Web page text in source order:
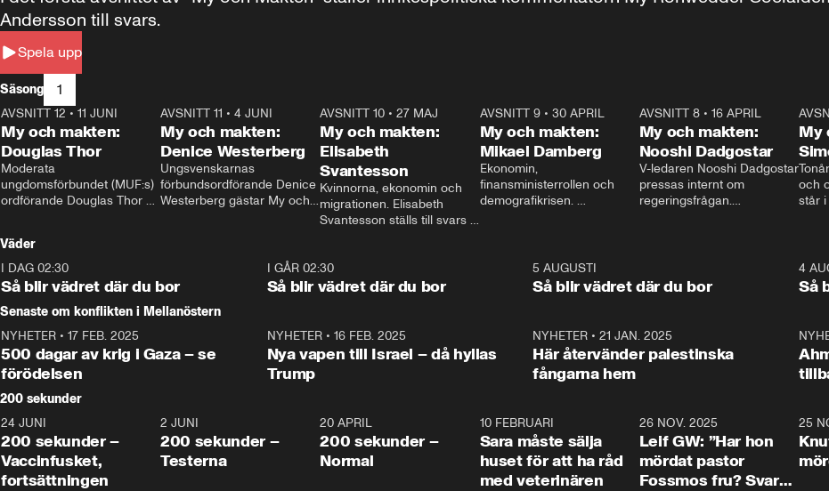
Spela upp
Andersson till svars.
Säsong 1
26:27
AVSNITT 12 • 11 JUNI
My och makten:
Douglas Thor
Moderata
ungdomsförbundet (MUF:s)
ordförande Douglas Thor
tonårsutvisningarna och hur
Moderaterna ska locka
väljare till valet i höst.
23:40
AVSNITT 11 •4 JUNI
My och makten:
Denice Westerberg
Ungsvenskarnas
förbundsordförande Denice
Westerberg gästar My och
AVSNITT 10 •27 MAJ
My och makten:
Elisabeth
Svantesson
Kvinnorna, ekonomin och
migrationen. Elisabeth
Svantesson ställs till svars
AVSNITT 9• 30 APRIL
My och makten:
Mikael Damberg
Ekonomin,
finansministerrollen och
demografikrisen.
och Makten.
AVSNITT 8• 16 APRIL
My och makten:
Nooshi Dadgostar
V-ledaren Nooshi Dadgostar
pressas internt om
regeringsfrågan.
– Vi ställer upp i val. Ska vi
vara med så sitter vi förstås
My
och
står
Väder
I DAG 02:30
Så blir vädret där du bor
1:06
I GÅR 02:30
Så blir vädret där du bor
5 AUGUSTI
Så blir vädret där du bor
4
Så
Senaste om konflikten i Mellanöstern
NYHETER • 17 FEB. 2025
500 dagar av krig i Gaza – se
förödelsen
NYHETER• 16 FEB. 2025
Nya vapen till Israel – då hyllas
Trump
NYHETER •21 JAN. 2025
Här återvänder palestinska
fångarna hem
200 sekunder
5:00
24 JUNI
200 sekunder –
Vaccinfusket,
fortsättningen
4:23
2 JUNI
200 sekunder –
Testerna
20 APRIL
200 sekunder –
Normal
10 FEBRUARI
Sara måste sälja
huset för att ha råd
med veterinären
26 NOV. 2025
Leif GW: ”Har hon
mördat pastor
Fossmos fru? Svar
25